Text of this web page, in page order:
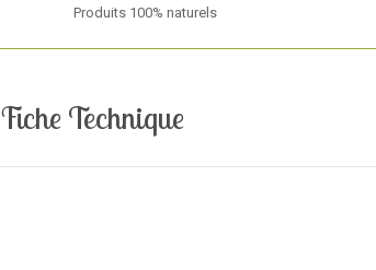
Produits 100% naturels
Fiche Technique